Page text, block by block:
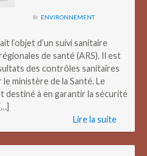
ENVIRONNEMENT
l’objet d’un suivi sanitaire
de santé (ARS). Il est
des contrôles sanitaires
ministère de la Santé. Le
destiné à en garantir la sécurité
Lire la suite